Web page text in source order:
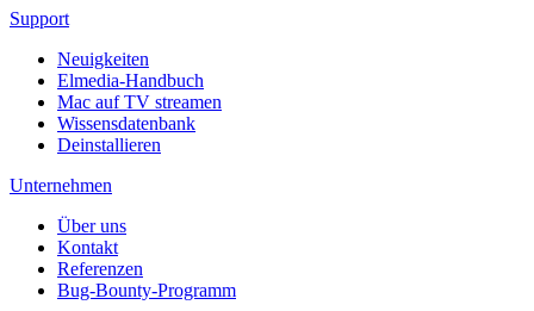
Support
Neuigkeiten
Elmedia-Handbuch
Mac auf TV streamen
Wissensdatenbank
Deinstallieren
Unternehmen
Über uns
Kontakt
Referenzen
Bug-Bounty-Programm